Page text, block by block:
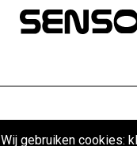
Wij gebruiken cookies: